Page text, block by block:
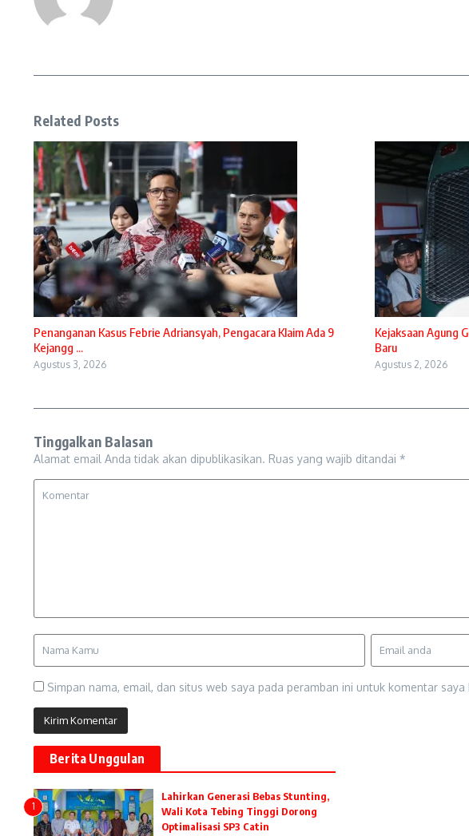
Related Posts
Penanganan Kasus Febrie Adriansyah, Pengacara Klaim Ada 9
Kejangg ...
Agustus 3, 2026
Kejaksaan Agung
Baru
Agustus 2, 2026
Tinggalkan Balasan
Alamat email Anda tidak akan dipublikasikan. Ruas yang wajib ditandai *
Simpan nama, email, dan situs web saya pada peramban ini untuk komentar saya
Berita Unggulan
1
Lahirkan Generasi Bebas Stunting,
Wali Kota Tebing Tinggi Dorong
Optimalisasi SP3 Catin